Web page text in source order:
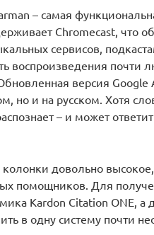
– самая
Chromecast, что
сервисов,
воспроизведения почти
версия
но и на русском. Хотя
– и может
колонки довольно
помощников. Для
Kardon Citation ONE, а
в одну систему почти